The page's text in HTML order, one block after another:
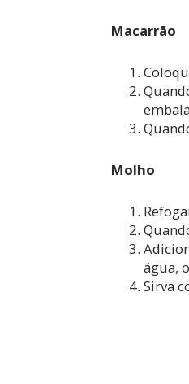
Macarrão
Molho
água,
Sirva